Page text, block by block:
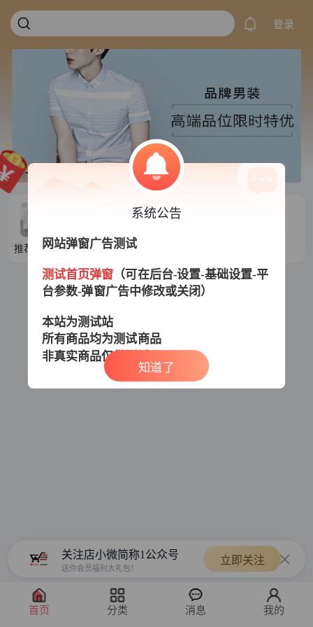
登录
推荐目录1 推荐目录2 推荐目录3
关注店小微简称1公众号
送你会员福利大礼包！
立即关注
系统公告
网站弹窗广告测试
测试首页弹窗 （可在后台-设置-基础设置-平
台参数-弹窗广告中修改或关闭）
本站为测试站
所有商品均为测试商品
非真实商品仅供测试
知道了
首页 分类 消息 我的